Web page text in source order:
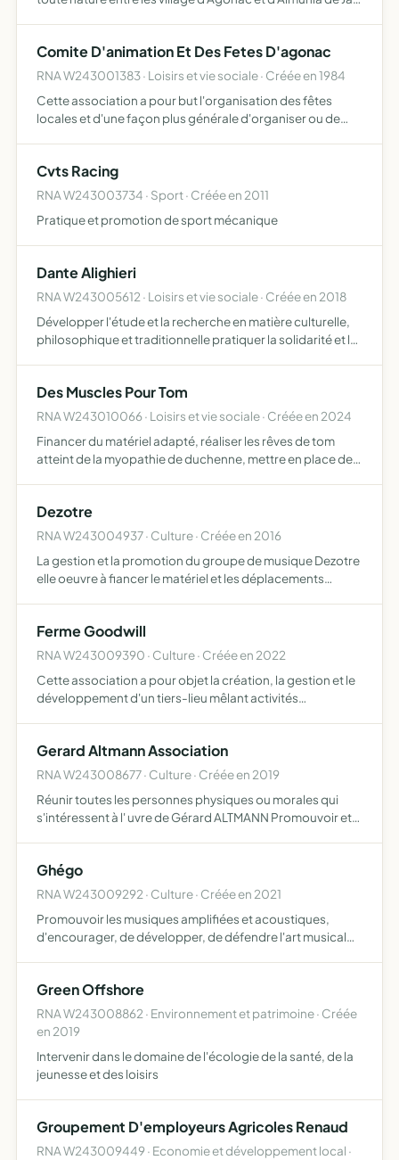
Comite D'animation Et Des Fetes D'agonac
RNA W243001383 · Loisirs et vie sociale · Créée en 1984
Cette association a pour but l'organisation des fêtes
locales et d'une façon plus générale d'organiser ou de
Cvts Racing
RNA W243003734 · Sport · Créée en 2011
Pratique et promotion de sport mécanique
Dante Alighieri
RNA W243005612 · Loisirs et vie sociale · Créée en 2018
Développer l'étude et la recherche en matière culturelle,
philosophique et traditionnelle pratiquer la solidarité et la
Des Muscles Pour Tom
RNA W243010066 · Loisirs et vie sociale · Créée en 2024
Financer du matériel adapté, réaliser les rêves de tom
atteint de la myopathie de duchenne, mettre en place des
Dezotre
RNA W243004937 · Culture · Créée en 2016
La gestion et la promotion du groupe de musique Dezotre
elle oeuvre à fiancer le matériel et les déplacements
Ferme Goodwill
RNA W243009390 · Culture · Créée en 2022
Cette association a pour objet la création, la gestion et le
développement d'un tiers-lieu mêlant activités
Gerard Altmann Association
RNA W243008677 · Culture · Créée en 2019
Réunir toutes les personnes physiques ou morales qui
s'intéressent à l' uvre de Gérard ALTMANN Promouvoir et
Ghégo
RNA W243009292 · Culture · Créée en 2021
Promouvoir les musiques amplifiées et acoustiques,
d'encourager, de développer, de défendre l'art musical
Green Offshore
RNA W243008862 · Environnement et patrimoine · Créée
en 2019
Intervenir dans le domaine de l'écologie de la santé, de la
jeunesse et des loisirs
Groupement D'employeurs Agricoles Renaud
RNA W243009449 · Economie et développement local ·